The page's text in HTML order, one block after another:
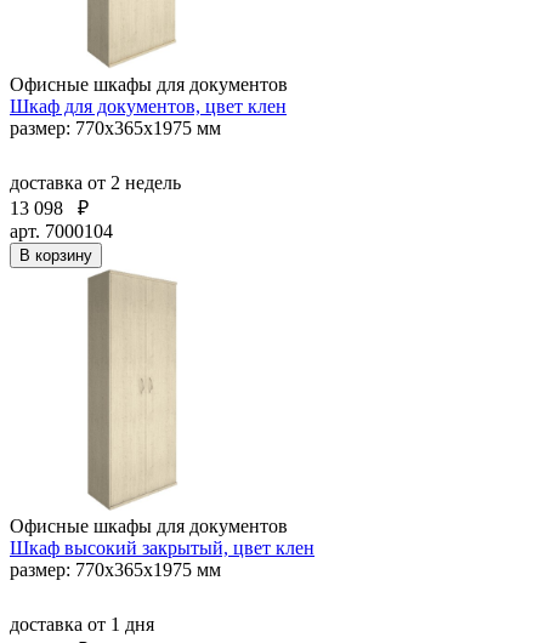
Офисные шкафы для документов
Шкаф для документов, цвет клен
размер: 770х365х1975 мм
доставка от 2 недель
13 098
₽
арт. 7000104
В корзину
Офисные шкафы для документов
Шкаф высокий закрытый, цвет клен
размер: 770х365х1975 мм
доставка от 1 дня